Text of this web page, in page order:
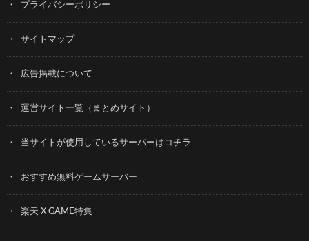
プライバシーポリシー
サイトマップ
広告掲載について
運営サイト一覧（まとめサイト）
当サイトが使用しているサーバーはコチラ
おすすめ無料ゲームサーバー
楽天 X GAME特集